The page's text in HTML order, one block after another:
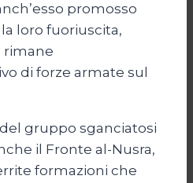
promosso
loro fuoriuscita,
rimane
di forze armate sul
gruppo sganciatosi
il Fronte al-Nusra,
formazioni che